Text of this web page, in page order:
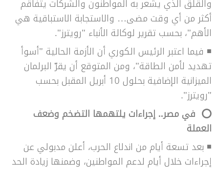
والقلق الذي يشعر به المواطنون والشركات يتفاقم
أكثر من أي وقت مضى… والاستجابة الاستباقية هي
الأهم"، بحسب تقرير لوكالة الأنباء "رويترز".
◾ فيما اعتبر الرئيس الكوري أن الأزمة الحالية "أسوأ
تهديد لأمن الطاقة"، ومن المتوقع أن يقرّ البرلمان
الميزانية الإضافية بحلول 10 أبريل المقبل بحسب
"رويترز".
⭕ في مصر.. إجراءات يلتهمها التضخم وضعف
العملة
◾ بعد تسعة أيام من اندلاع الحرب، أعلن مدبولي عن
إجراءات خلال أيام لدعم المواطنين، وضمنها زيادة الحد